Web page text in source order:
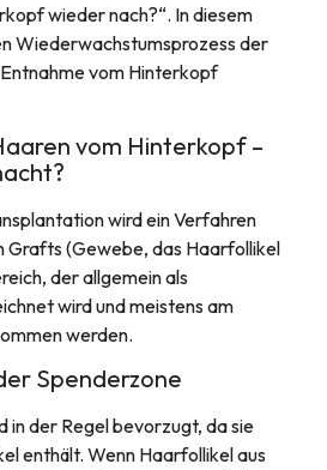
wieder nach?“. In diesem
Wiederwachstumsprozess der
vom Hinterkopf
vom Hinterkopf –
wird ein Verfahren
Grafts (Gewebe, das Haarfollikel
der allgemein als
wird und meistens am
werden.
Spenderzone
in der Regel bevorzugt, da sie
enthält. Wenn Haarfollikel aus